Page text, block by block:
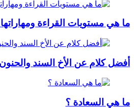
ما هي مستويات القراءة
أفضل كلام عن الأخ السند والحنون
ما هي السعادة ؟